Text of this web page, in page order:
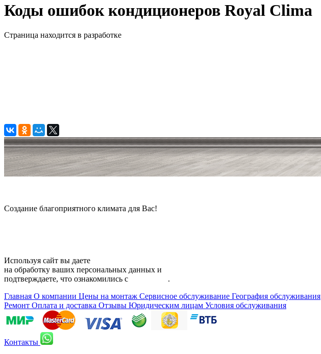
Коды ошибок кондиционеров Royal Clima
Страница находится в разработке
Создание благоприятного климата для Вас!
Используя сайт вы даете
на обработку ваших персональных данных и
подтверждаете, что ознакомились с
.
Главная О компании Цены на монтаж Сервисное обслуживание География обслуживания
Ремонт Оплата и доставка Отзывы Юридическим лицам Условия обслуживания
Контакты